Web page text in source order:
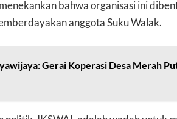
bahwa organisasi ini
anggota Suku Walak.
Gerai Koperasi Desa Merah